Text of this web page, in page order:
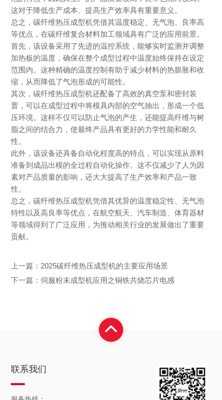
这对于降低生产成本、提高生产效率具有重要意义。
总之，碳纤维热压成型机凭借其温度稳定、无气泡、良率高
等优点，在碳纤维复合材料加工领域具有广泛的应用前景。
首先，该设备采用了先进的温控系统，能够实时监测并调整
加热板的温度，确保在整个成型过程中温度始终保持在设定
范围内。这种精确的温度控制有助于减少材料的热膨胀和收
缩，从而降低了气泡形成的可能性。
其次，碳纤维热压成型机还配备了高效的真空泵和密封装
置，可以在成型过程中将模具内部的空气抽出，形成一个低
压环境。这样不仅可以防止气泡的产生，还能提高纤维与树
脂之间的结合力，使最终产品具有更好的力学性能和耐久
性。
此外，该设备还具备自动化程度高的特点，可以实现从原料
准备到成品出模的全过程自动化操作。这不仅减少了人为因
素对产品质量的影响，还大大提高了生产效率和产品一致
性。
总之，碳纤维热压成型机凭借其优异的温度稳定性、无气泡
特性以及高良率等优点，在航空航天、汽车制造、体育器材
等领域得到了广泛应用，为推动相关行业的发展做出了重要
贡献。
上一篇： 2025碳纤维热压成型机的主要应用场景
下一篇： 伺服粉末成型机应用之铜铁共烧芯片电感
联系我们